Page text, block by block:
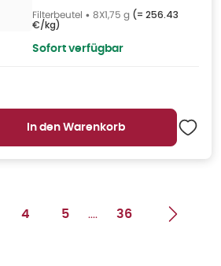
Filterbeutel • 8X1,75 g (= 256.43
€/kg)
Sofort verfügbar
In den Warenkorb
4 5 .... 36